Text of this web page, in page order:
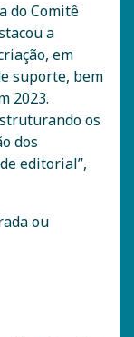
do Comitê
a
em
suporte, bem
2023.
os
dos
editorial”,
ou